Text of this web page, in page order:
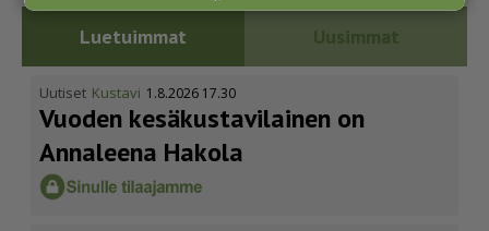
Luetuimmat Uusimmat
Uutiset Kustavi 1.8.2026 17.30
Vuoden kesäkus­ta­vi­lainen on
Annaleena Hakola